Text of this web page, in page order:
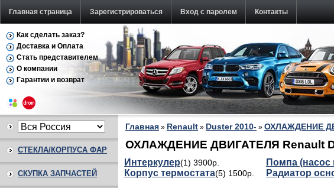
Главная страница Зарегистрироваться Вход с паролем Контакты
Как сделать заказ?
Доставка и Оплата
Стать представителем
О компании
Гарантии и возврат
СТЕКЛА/КОРПУСА ФАР
СКУПКА ЗАПЧАСТЕЙ
Главная » Renault » Duster 2010- » ОХЛАЖДЕНИЕ
ОХЛАЖДЕНИЕ ДВИГАТЕЛЯ Renault
Интеркулер(1) 3900р.
Корпус термостата(5) 1500р.
Помпа (насос
Радиатор